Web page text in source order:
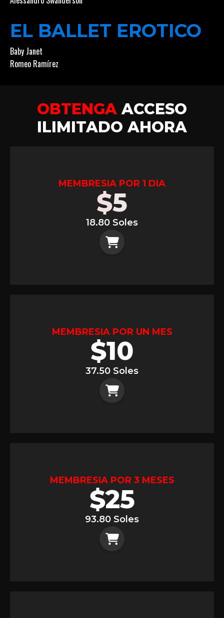
EL BALLET EROTICO
Baby Janet
Romeo Ramírez
OBTENGA ACCESO
ILIMITADO AHORA
MEMBRESIA POR 1 DIA
$5
18.80 Soles
MEMBRESIA POR UN MES
$10
37.50 Soles
MEMBRESIA POR 3 MESES
$25
93.80 Soles